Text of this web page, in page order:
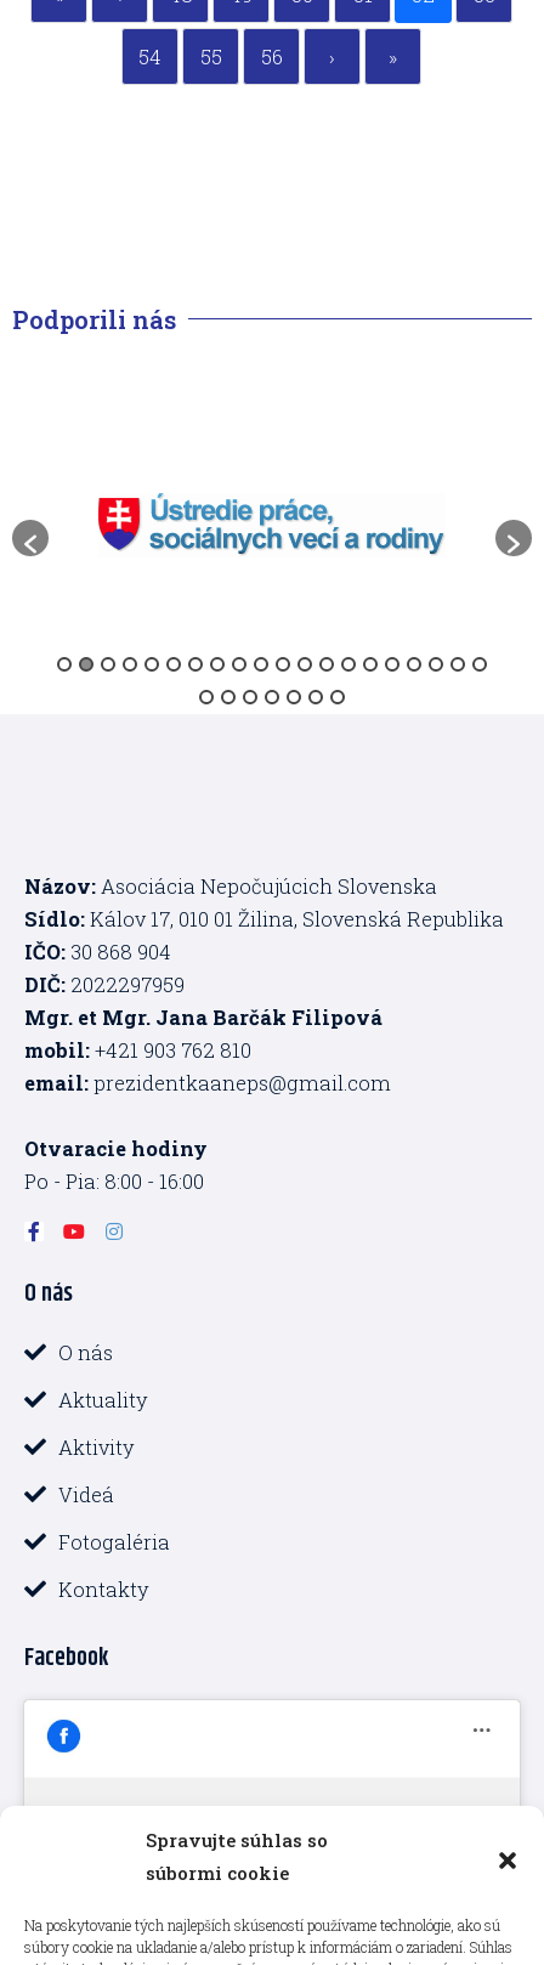
Spravujte súhlas so
súbormi cookie
Na poskytovanie tých najlepších skúseností používame technológie, ako sú
súbory cookie na ukladanie a/alebo prístup k informáciám o zariadení. Súhlas
54 55 56 › »
Podporili nás
Názov: Asociácia Nepočujúcich Slovenska
Sídlo:Kálov 17, 010 01 Žilina, Slovenská Republika
IČO: 30 868 904
DIČ: 2022297959
Mgr. et Mgr. Jana Barčák Filipová
mobil:+421 903 762 810
email:prezidentkaaneps@gmail.com
Otvaracie hodiny
Po - Pia: 8:00 - 16:00
F
a
e
b
o
k
f
Y
u
e
I
n
O nás
O nás
Aktuality
Aktivity
Videá
Fotogaléria
Kontakty
Facebook
Kliknutím prijmete súbory cookie